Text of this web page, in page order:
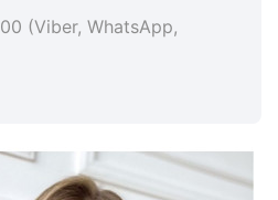
(Viber, WhatsApp,